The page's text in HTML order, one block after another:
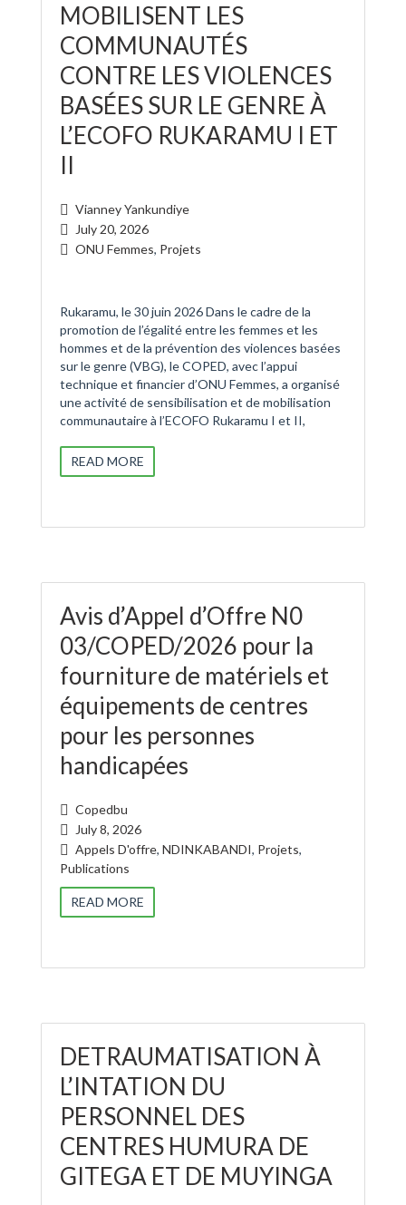
MOBILISENT LES
COMMUNAUTÉS
CONTRE LES VIOLENCES
BASÉES SUR LE GENRE À
L’ECOFO RUKARAMU I ET
II
Vianney Yankundiye
July 20, 2026
ONU Femmes, Projets
Rukaramu, le 30 juin 2026 Dans le cadre de la
promotion de l’égalité entre les femmes et les
hommes et de la prévention des violences basées
sur le genre (VBG), le COPED, avec l’appui
technique et financier d’ONU Femmes, a organisé
une activité de sensibilisation et de mobilisation
communautaire à l’ECOFO Rukaramu I et II,
READ MORE
Avis d’Appel d’Offre N0
03/COPED/2026 pour la
fourniture de matériels et
équipements de centres
pour les personnes
handicapées
Copedbu
July 8, 2026
Appels D'offre, NDINKABANDI, Projets,
Publications
READ MORE
DETRAUMATISATION À
L’INTATION DU
PERSONNEL DES
CENTRES HUMURA DE
GITEGA ET DE MUYINGA